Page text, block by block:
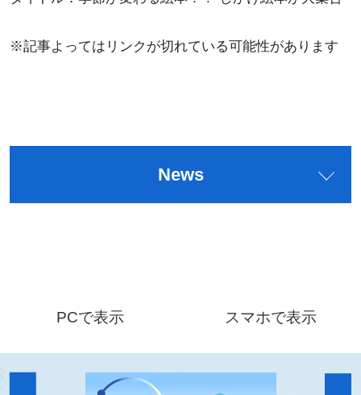
※記事よってはリンクが切れている可能性があります
News
PCで表示 スマホで表示